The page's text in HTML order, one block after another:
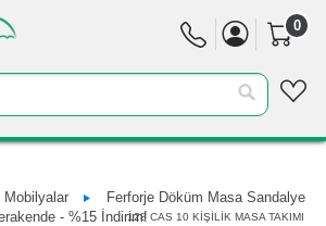
0
Mobilyalar
Ferforje Döküm Masa Sandalye
- %15 İndirim!128 CAS 10 KİŞİLİK MASA TAKIMI